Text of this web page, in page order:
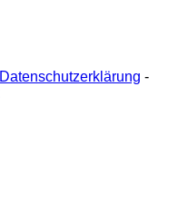
Datenschutzerklärung -